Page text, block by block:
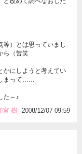
等）とは思っていまし
ら（苦笑
かにしようと考えてい
まって……
た～♪
宮 樹
2008/12/07 09:59